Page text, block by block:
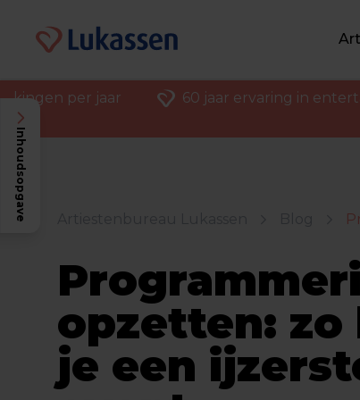
per jaar 60 jaar ervaring in
opzetten: zo
je een
Inhoudsopgave